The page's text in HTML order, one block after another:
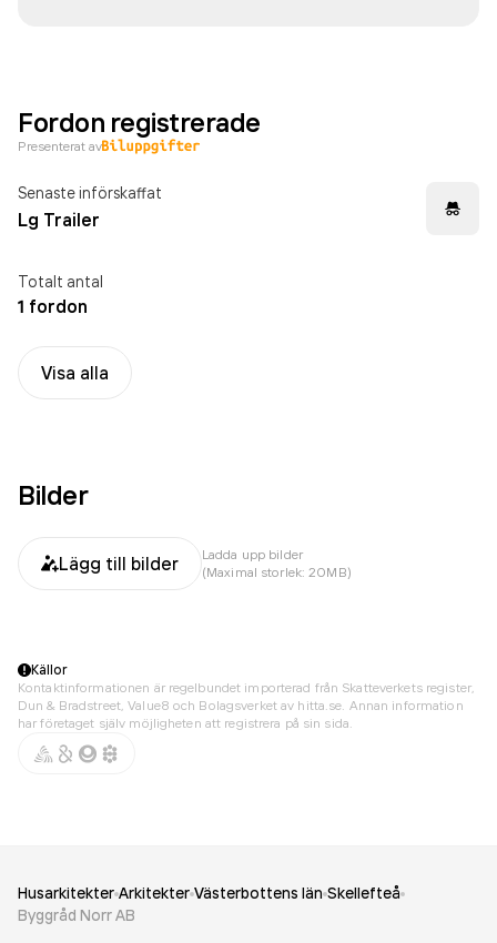
Fordon registrerade
Presenterat av
Senaste införskaffat
Lg Trailer
Totalt antal
1 fordon
Visa alla
Bilder
Lägg till bilder
Ladda upp bilder
(Maximal storlek: 20MB)
Källor
Kontaktinformationen är regelbundet importerad från Skatteverkets register,
Dun & Bradstreet, Value8 och Bolagsverket av hitta.se. Annan information
har företaget själv möjligheten att registrera på sin sida.
Husarkitekter Arkitekter Västerbottens län Skellefteå
Byggråd Norr AB